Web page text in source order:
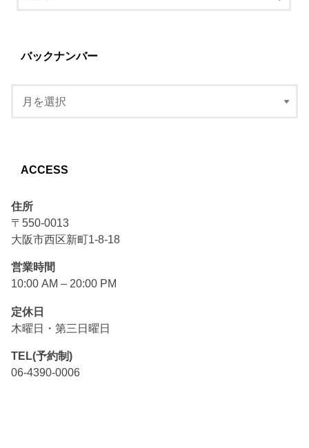
バックナンバー
ACCESS
住所
〒550-0013
大阪市西区新町1-8-18
営業時間
10:00 AM – 20:00 PM
定休日
木曜日・第三日曜日
TEL(予約制)
06-4390-0006